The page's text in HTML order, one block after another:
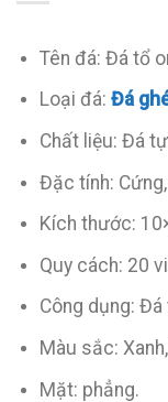
Tên đá: Đá tổ
Loại đá: Đá
Chất liệu: Đá
Đặc tính:
Kích thước:
Quy cách: 20
Công dụng:
Màu sắc:
Mặt: phẳng.